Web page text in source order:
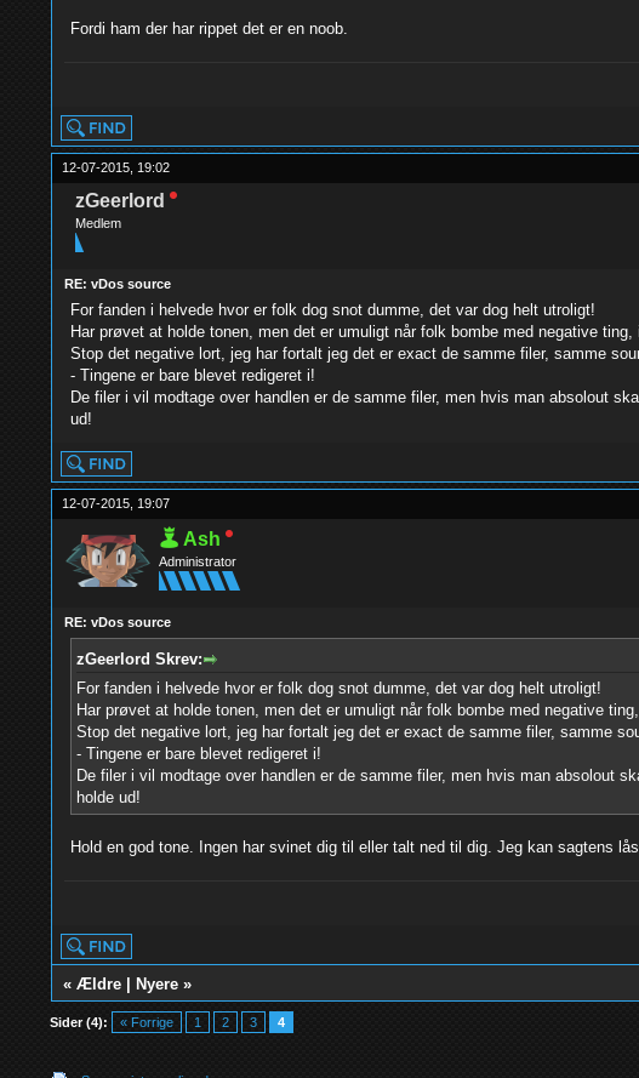
Fordi ham der har rippet det er en noob.
12-07-2015, 19:02
zGeerlord
Medlem
RE: vDos source
For fanden i helvede hvor er folk dog snot dumme, det var dog helt utroligt!
Har prøvet at holde tonen, men det er umuligt når folk bombe med negative ting,
Stop det negative lort, jeg har fortalt jeg det er exact de samme filer, samme
- Tingene er bare blevet redigeret i!
De filer i vil modtage over handlen er de samme filer, men hvis man absolout
ud!
12-07-2015, 19:07
Ash
Administrator
RE: vDos source
zGeerlord Skrev:
For fanden i helvede hvor er folk dog snot dumme, det var dog helt utroligt!
Har prøvet at holde tonen, men det er umuligt når folk bombe med negative
Stop det negative lort, jeg har fortalt jeg det er exact de samme filer, samme
- Tingene er bare blevet redigeret i!
De filer i vil modtage over handlen er de samme filer, men hvis man absolout
holde ud!
Hold en god tone. Ingen har svinet dig til eller talt ned til dig. Jeg kan sagtens
« Ældre| Nyere»
Sider (4): « Forrige 1 2 3 4